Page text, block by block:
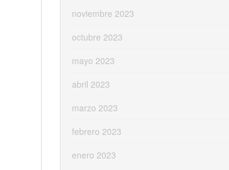
noviembre 2023
octubre 2023
mayo 2023
abril 2023
marzo 2023
febrero 2023
enero 2023